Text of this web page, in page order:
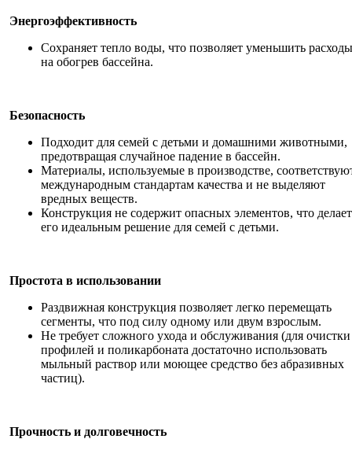
Энергоэффективность
Сохраняет тепло воды, что позволяет уменьшить расходы
на обогрев бассейна.
Безопасность
Подходит для семей с детьми и домашними животными,
предотвращая случайное падение в бассейн.
Материалы, используемые в производстве,
международным стандартам качества и не выделяют
вредных веществ.
Конструкция не содержит опасных элементов, что делает
его идеальным решение для семей с детьми.
Простота в использовании
Раздвижная конструкция позволяет легко перемещать
сегменты, что под силу одному или двум взрослым.
Не требует сложного ухода и обслуживания (для очистки
профилей и поликарбоната достаточно использовать
мыльный раствор или моющее средство без абразивных
частиц).
Прочность и долговечность